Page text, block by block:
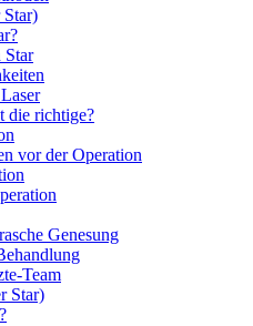
Star
die richtige?
vor der Operation
Genesung
Team
Star)